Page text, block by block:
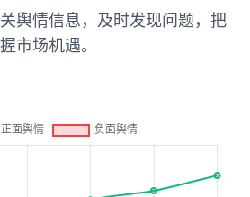
舆情信息，及时发现问题，把
握市场机遇。